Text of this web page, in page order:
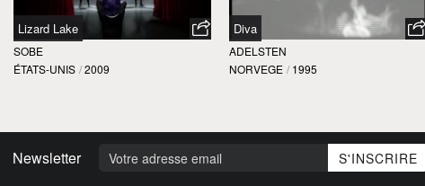
Lizard Lake
SOBE
ÉTATS-UNIS / 2009
Diva
ADELSTEN
NORVEGE / 1995
Newsletter